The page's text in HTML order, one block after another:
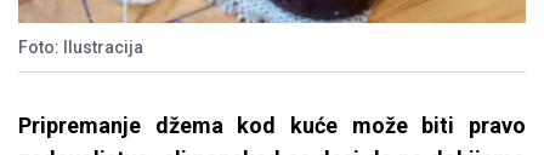
Foto: Ilustracija
Pripremanje džema kod kuće može biti pravo